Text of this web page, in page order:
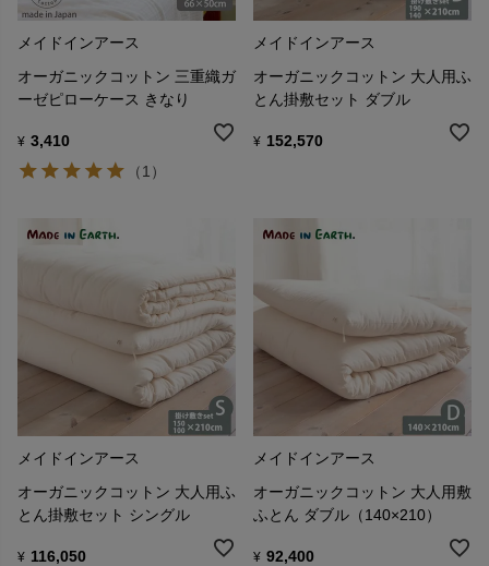
メイドインアース
オーガニックコットン 三重織ガ
ーゼピローケース きなり
¥ 3,410
（1）
メイドインアース
オーガニックコットン 大人用ふ
とん掛敷セット ダブル
¥ 152,570
メイドインアース
オーガニックコットン 大人用ふ
とん掛敷セット シングル
¥ 116,050
メイドインアース
オーガニックコットン 大人用敷
ふとん ダブル（140×210）
¥ 92,400